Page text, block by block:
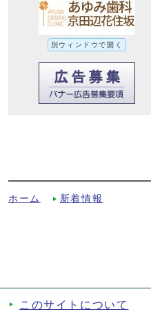
別ウィンドウで開く
ホーム 新着情報
このサイトについて